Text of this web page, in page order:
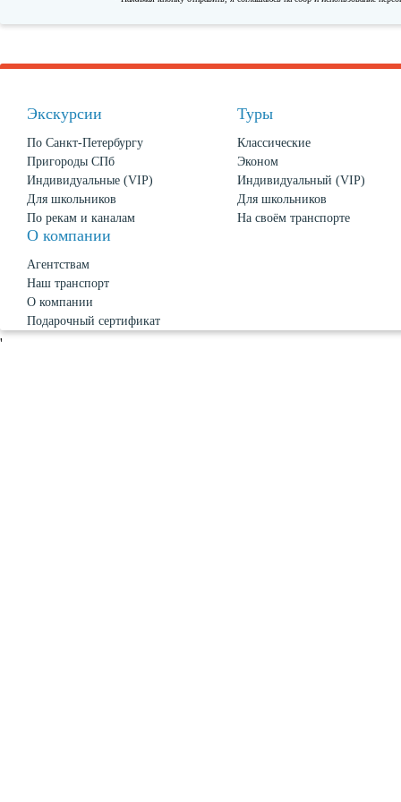
'
Экскурсии
По Санкт-Петербургу
Пригороды СПб
Индивидуальные (VIP)
Для школьников
По рекам и каналам
Туры
Классические
Эконом
Индивидуальный (VIP)
Для школьников
На своём транспорте
О компании
Агентствам
Наш транспорт
О компании
Подарочный сертификат